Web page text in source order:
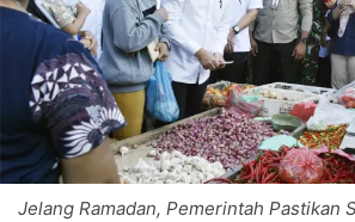
Jelang Ramadan, Pemerintah Pastikan